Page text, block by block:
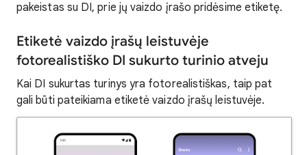
pakeistas su DI, prie jų vaizdo įrašo pridėsime etiketę.
Etiketė vaizdo įrašų leistuvėje
fotorealistiško DI sukurto turinio atveju
Kai DI sukurtas turinys yra fotorealistiškas, taip pat
gali būti pateikiama etiketė vaizdo įrašų leistuvėje.